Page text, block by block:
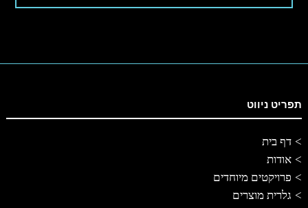
תפריט ניווט
דף בית
אודות
פרויקטים מיוחדים
גלרית מוצרים